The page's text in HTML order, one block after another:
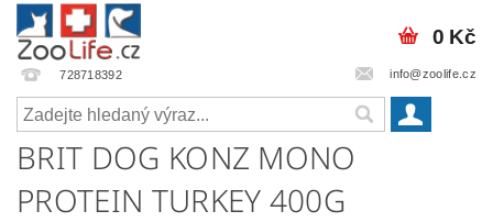
728718392 info@zoolife.cz
0 Kč
BRIT DOG KONZ MONO
PROTEIN TURKEY 400G